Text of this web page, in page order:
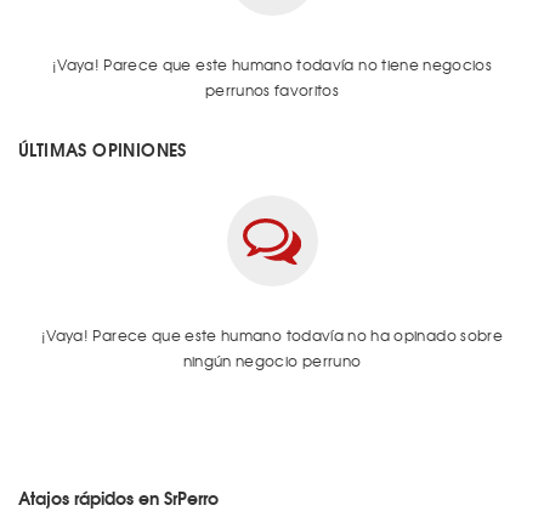
¡Vaya! Parece que este humano todavía no tiene negocios
perrunos favoritos
ÚLTIMAS OPINIONES
¡Vaya! Parece que este humano todavía no ha opinado sobre
ningún negocio perruno
Atajos rápidos en SrPerro